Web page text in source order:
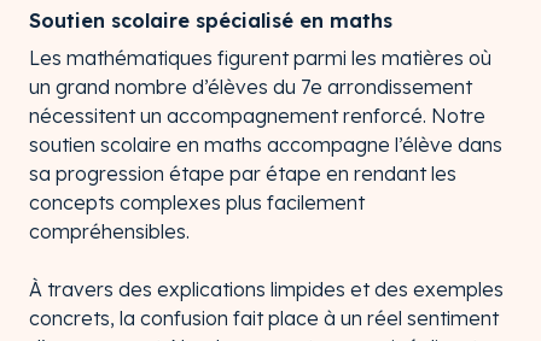
Soutien scolaire spécialisé en maths
Les mathématiques figurent parmi les matières où
un grand nombre d’élèves du 7e arrondissement
nécessitent un accompagnement renforcé. Notre
soutien scolaire en maths accompagne l’élève dans
sa progression étape par étape en rendant les
concepts complexes plus facilement
compréhensibles.
À travers des explications limpides et des exemples
concrets, la confusion fait place à un réel sentiment